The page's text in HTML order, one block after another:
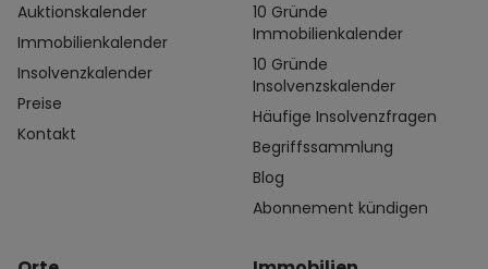
Auktionskalender
Immobilienkalender
Insolvenzkalender
Preise
Kontakt
10 Gründe
Immobilienkalender
10 Gründe
Insolvenzskalender
Häufige Insolvenzfragen
Begriffssammlung
Blog
Abonnement kündigen